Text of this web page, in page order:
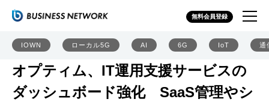
無料会員登録
IOWN ローカル5G AI 6G IoT 通
オプティム、IT運用支援サービスの
ダッシュボード強化 SaaS管理やシ